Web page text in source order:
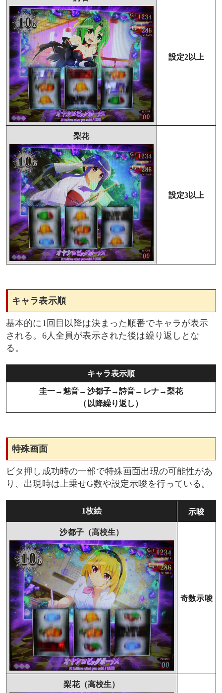
設定2以上
梨花
設定3以上
キャラ表示順
基本的に1回目以降は決まった順番でキャラが表示
される。6人全員が表示された後は繰り返しとな
る。
キャラ表示順
圭一→魅音→沙都子→詩音→レナ→梨花
（以降繰り返し）
特殊画面
ビタ押し成功時の一部で特殊画面出現の可能性があ
り、出現時は上乗せG数や設定示唆を行っている。
1枚絵 示唆
沙都子（高校生）
奇数示唆
梨花（高校生）